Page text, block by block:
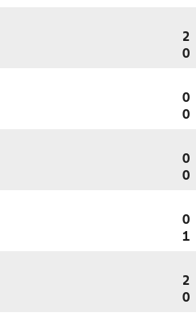
2
0
0
0
0
0
0
1
2
0